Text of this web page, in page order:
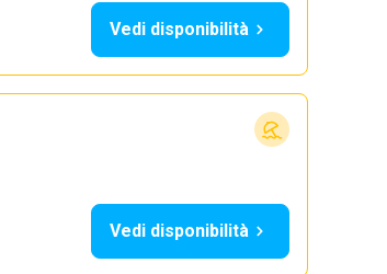
Vedi disponibilità
Vedi disponibilità